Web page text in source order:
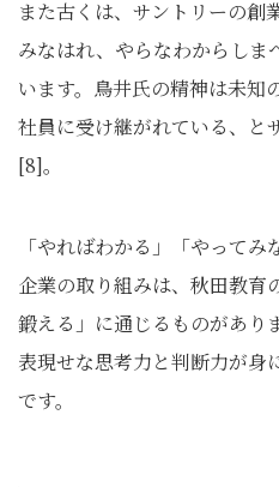
また古くは、サントリーの創
みなはれ、やらなわからしま
います。鳥井氏の精神は未知
社員に受け継がれている、と
[8]。
「やればわかる」「やって
企業の取り組みは、秋田教育
鍛える」に通じるものがあり
表現せな思考力と判断力が身
です。